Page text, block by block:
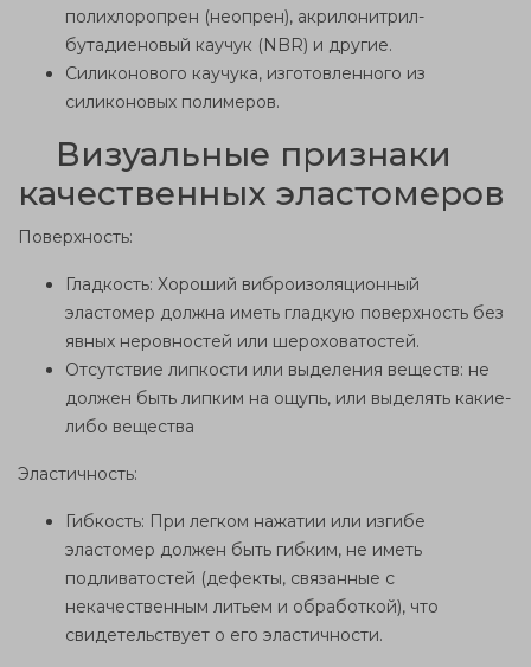
полихлоропрен (неопрен), акрилонитрил-
бутадиеновый каучук (NBR) и другие.
Силиконового каучука, изготовленного из
силиконовых полимеров.
Визуальные признаки
качественных эластомеров
Поверхность:
Гладкость: Хороший виброизоляционный
эластомер должна иметь гладкую поверхность без
явных неровностей или шероховатостей.
Отсутствие липкости или выделения веществ: не
должен быть липким на ощупь, или выделять какие-
либо вещества
Эластичность:
Гибкость: При легком нажатии или изгибе
эластомер должен быть гибким, не иметь
подливатостей (дефекты, связанные с
некачественным литьем и обработкой), что
свидетельствует о его эластичности.